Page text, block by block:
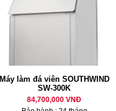
Máy làm đá viên SOUTHWIND
SW-300K
84,700,000 VNĐ